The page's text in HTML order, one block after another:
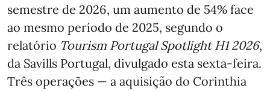
semestre de 2026, um aumento de 54% face
ao mesmo período de 2025, segundo o
relatório Tourism Portugal Spotlight H1 2026,
da Savills Portugal, divulgado esta sexta-feira.
Três operações — a aquisição do Corinthia